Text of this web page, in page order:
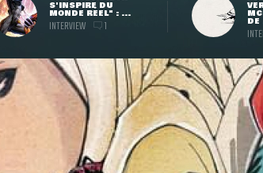
S'INSPIRE DU
MONDE RÉEL" : ...
INTERVIEW 1 DE